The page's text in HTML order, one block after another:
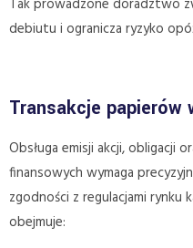
Tak prowadzone doradztwo
debiutu i ogranicza ryzyko
Transakcje papierów
Obsługa emisji akcji, obligacji
finansowych wymaga
zgodności z regulacjami rynku
obejmuje: